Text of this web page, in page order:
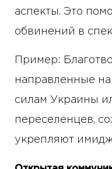
аспекты. Это
обвинений в
Пример:
направленные
силам Украины
переселенцев,
укрепляют